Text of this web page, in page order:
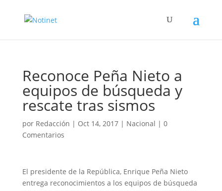
Reconoce Peña Nieto a
equipos de búsqueda y
rescate tras sismos
por Redacción | Oct 14, 2017| Nacional | 0
Comentarios
El presidente de la República, Enrique Peña Nieto
entrega reconocimientos a los equipos de búsqueda